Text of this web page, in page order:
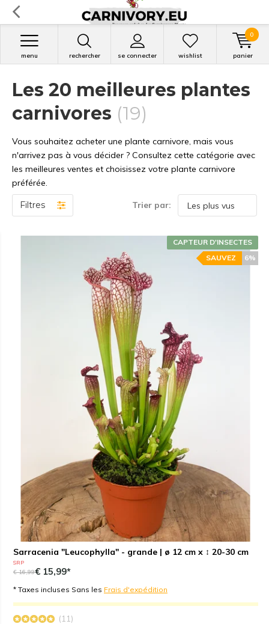
rechercher se connecter
menu wishlist panier
0
Les 20 meilleures plantes
carnivores (19)
Vous souhaitez acheter une plante carnivore, mais vous
n'arrivez pas à vous décider ? Consultez cette catégorie avec
les meilleures ventes et choisissez votre plante carnivore
préférée.
Filtres Trier par:
Sarracenia "Leucophylla" - grande | ø 12 cm x ↕ 20-30 cm
CAPTEUR D'INSECTES
6%
SAUVEZ
SRP
€ 16,99€ 15,99*
* Taxes incluses Sans les Frais d'expédition
(11)